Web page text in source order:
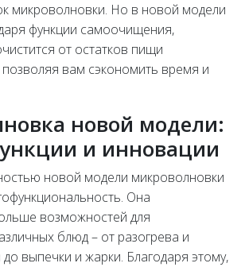
микроволновки. Но в новой модели
функции самоочищения,
от остатков пищи
вам сэкономить время и
новой модели:
и инновации
новой модели микроволновки
Она
возможностей для
блюд – от разогрева и
выпечки и жарки. Благодаря этому,